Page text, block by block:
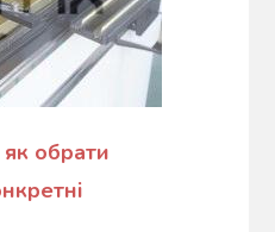
обрати